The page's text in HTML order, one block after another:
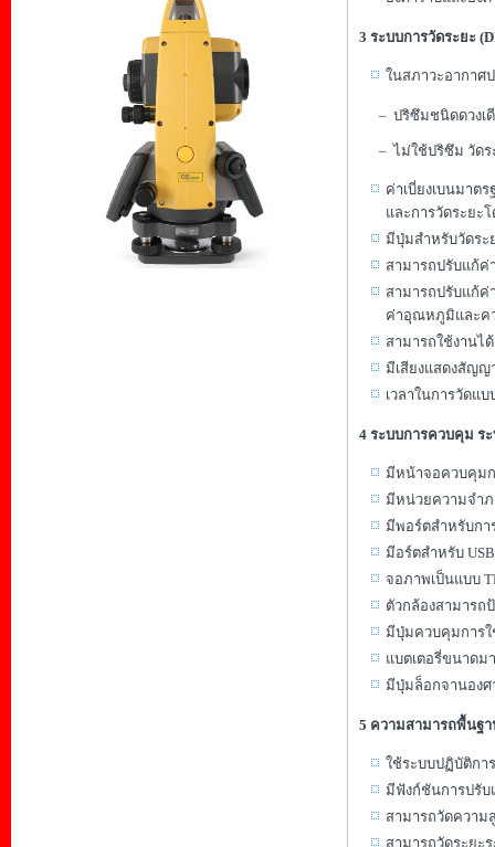
3 ระบบการวัดระยะ
ในสภาวะอากาศ
– ปริซึมชนิดดวงเดีย
– ไม่ใช้ปริซึม วัดระ
ค่าเบี่ยงเบนมาตร
และการวัดระยะ
มีปุ่มสำหรับวัดระ
สามารถปรับแก้ค่า
สามารถปรับแก้ค่
ค่าอุณหภูมิและคว
สามารถใช้งานไ
มีเสียงแสดงสัญ
เวลาในการวัดแ
4 ระบบการควบคุม ร
มีหน้าจอควบคุมก
มีหน่วยความจำภ
มีพอร์ตสำหรับกา
มีอร์ตสำหรับ
จอภาพเป็นแบบ
ตัวกล้องสามารถป้
มีปุ่มควบคุมการใ
แบตเตอรี่ขนาดม
มีปุ่มล็อกจานองศ
5 ความสามารถพื้นฐ
ใช้ระบบปฏิบัติการ
มีฟังก์ชันการปรับ
สามารถวัดความ
สามารถวัดระยะ